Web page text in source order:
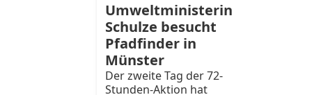
Umweltministerin
Schulze besucht
Pfadfinder in
Münster
Der zweite Tag der 72-
Stunden-Aktion hat